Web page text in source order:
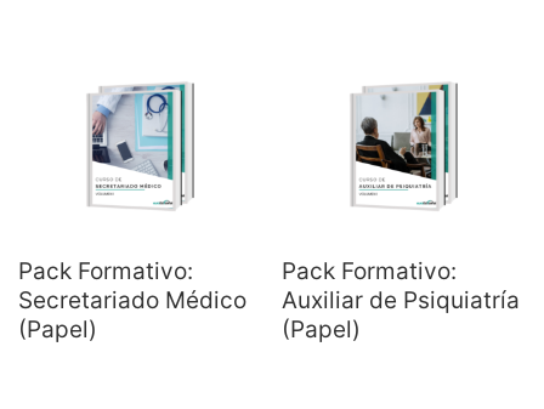
Pack Formativo:
Secretariado Médico
(Papel)
Pack Formativo:
Auxiliar de Psiquiatría
(Papel)